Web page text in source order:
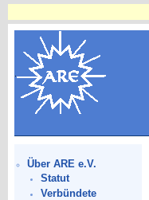
Über ARE e.V.
Statut
Verbündete